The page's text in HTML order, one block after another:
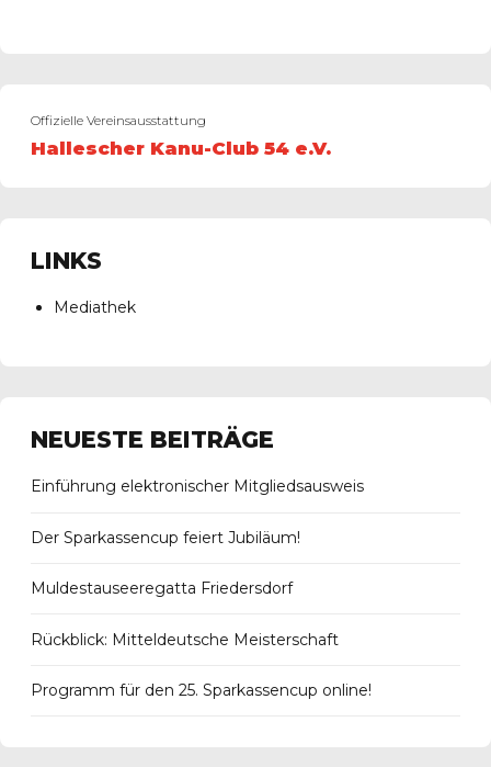
Offizielle Vereinsausstattung
Hallescher Kanu-Club 54 e.V.
LINKS
Mediathek
NEUESTE BEITRÄGE
Einführung elektronischer Mitgliedsausweis
Der Sparkassencup feiert Jubiläum!
Muldestauseeregatta Friedersdorf
Rückblick: Mitteldeutsche Meisterschaft
Programm für den 25. Sparkassencup online!